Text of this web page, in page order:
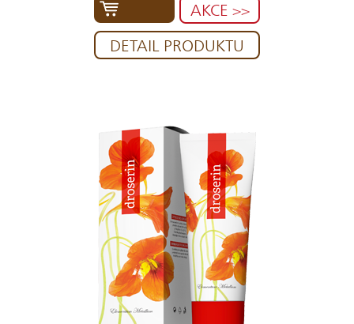
AKCE >>
DETAIL PRODUKTU